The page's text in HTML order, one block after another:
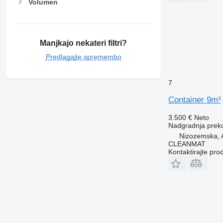
Volumen
Manjkajo nekateri filtri?
Predlagajte spremembo
7
Container 9m³
3.500 € Neto
Nadgradnja
Nizozemska,
CLEANMAT
Kontaktirajte